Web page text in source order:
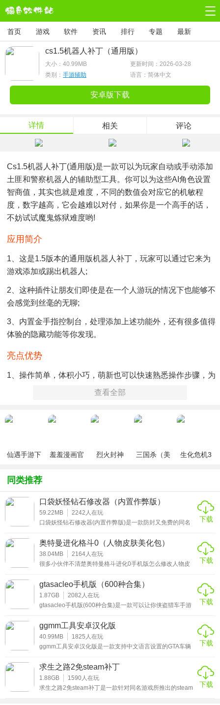
首页 游戏 软件 资讯 排行 专题 最新
cs1.5机器人补丁（通用版）
大小： 40.99MB
更新时间：2026-03-28
类别： 手游辅助 语言：简体中文
安卓版下载
详情 相关 评论
Cs1.5机器人补丁(通用版)是一款可以为玩家自动或手动添加
土匪和警察机器人的辅助型工具。你可以为这些AI角色设置
智商值，其实也就是难度，不同的数值会对应它的机敏程
度，数字越高，它会越难以对付，如果你是一个高手的话，
不妨试试魔鬼炼狱难度哟!
应用简介
1、这是1.5版本的通用版机器人补丁，玩家可以通过它来为
游戏添加或踢出机器人;
2、这种插件让朋友们即使是在一个人游玩的情况下也能够不
会感觉到丝毫的无聊;
3、内置金手指控制台，处理添加上述功能外，还有很多值得
体验的隐藏功能等你发现。
亮点优势
1、操作简单，体积小巧，萌新也可以快速熟悉操作步骤，为
游戏添加不同数量和阵营的机器人;
开启和关闭，十分的省时和省力;
需求，让单机的你也能换着花样玩。
它的兼容性很高，除了能够在1.5版本找那个使用外，像是1.6
也能够轻松运行。使用简单，没有广告，也不会造成游戏闪
查看全部
仙遇手游下
羞羞漫画官
烈火封神
三国杀（美
生化危机3
同类推荐
口袋妖怪钻石修改器（内置作弊版）
59.22MB 2242 人在玩
口袋妖怪钻石修改器(内置作弊版)是一款防封又免费的同名
按照需求针对所有的数据参数进行修改，全新的版本可以对
口袋妖怪都进行适配，其中就包括了包括了红、蓝、绿宝石
等版本哟!
下载
奥特曼进化格斗0（人物皮肤美化包）
38.04MB 2164人在玩
很多小伙伴不清楚奥特曼格斗进化0手机版怎么修改人物皮
以完美回答大家的疑问哟!它是一款可以让玩家在游戏中自由
的发挥对英雄外观想象力的辅助工具。用内置的调整功能去
改变他们的皮肤，甚至是的技能。功能非常的丰富，感兴趣
的朋友欢迎来奥特曼进化格斗0修改全角色皮肤包开启你的
下载
gtasacleo手机版（600种合集）
1.87GB 2082 人在玩
gtasacleo手机版(600种合集)是一款可以让你侠盗猎车手游
联机模式，小伙伴们可以同你的朋友一起体验全新的模组和
剧情任务，除此之外还可以体验较之本体更加自由的玩法和
丰富的武器载具哟!
下载
ggmm工具安卓汉化版
40.99MB 1825 人在玩
ggmm工具安卓汉化版是一款支持中文语言设置的GTA车辆
能栏中查看到全部车辆的3D模型以及相关介绍信息，如果你
是一个动手能力比较强的小伙伴，也可以借助这个软件来更
改车辆和武器的外观和属性，提高它们的性能。
下载
求生之路2免steam补丁
1.88GB 1590人在玩
求生之路2免steam补丁是一款针对同名游戏所推出的steam
下载